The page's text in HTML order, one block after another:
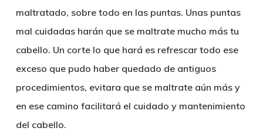
maltratado, sobre todo en las puntas. Unas puntas
mal cuidadas harán que se maltrate mucho más tu
cabello. Un corte lo que hará es refrescar todo ese
exceso que pudo haber quedado de antiguos
procedimientos, evitara que se maltrate aún más y
en ese camino facilitará el cuidado y mantenimiento
del cabello.